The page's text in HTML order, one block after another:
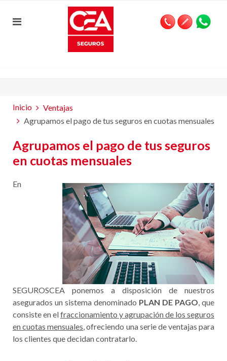
Inicio
Ventajas
Agrupamos el pago de tus seguros en cuotas mensuales
Agrupamos el pago de tus seguros
en cuotas mensuales
En
SEGUROSCEA ponemos a disposición de nuestros
asegurados un sistema denominado PLAN DE PAGO, que
consiste en elfraccionamiento y agrupación de los seguros
en cuotas mensuales, ofreciendo una serie de ventajas para
los clientes que decidan contratarlo.